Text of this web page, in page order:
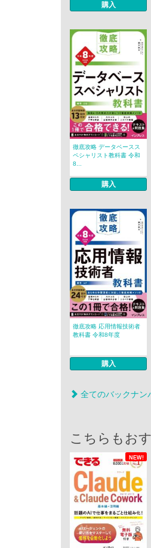
購入
徹底攻略 データベースス
ペシャリスト教科書 令和
8...
購入
徹底攻略 応用情報技術者
教科書 令和8年度
購入
全てのバックナン
こちらもお
NEW!